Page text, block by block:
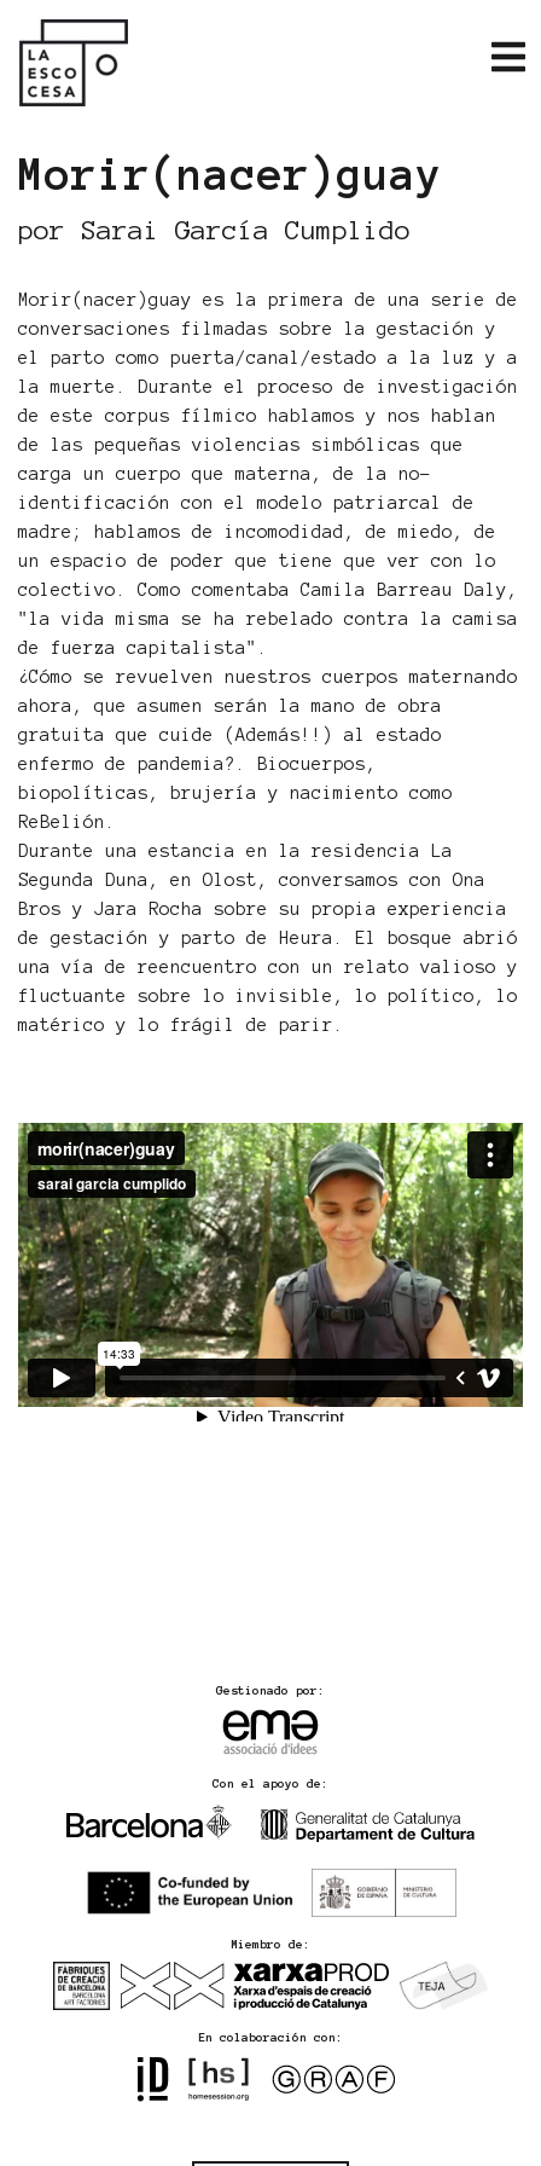
Morir(nacer)guay
por Sarai García Cumplido
Morir(nacer)guay es la primera de una serie de
conversaciones filmadas sobre la gestación y
el parto como puerta/canal/estado a la luz y a
la muerte. Durante el proceso de investigación
de este corpus fílmico hablamos y nos hablan
de las pequeñas violencias simbólicas que
carga un cuerpo que materna, de la no-
identificación con el modelo patriarcal de
madre; hablamos de incomodidad, de miedo, de
un espacio de poder que tiene que ver con lo
colectivo. Como comentaba Camila Barreau Daly,
"la vida misma se ha rebelado contra la camisa
de fuerza capitalista".
¿Cómo se revuelven nuestros cuerpos maternando
ahora, que asumen serán la mano de obra
gratuita que cuide (Además!!) al estado
enfermo de pandemia?. Biocuerpos,
biopolíticas, brujería y nacimiento como
ReBelión.
Durante una estancia en la residencia La
Segunda Duna, en Olost, conversamos con Ona
Bros y Jara Rocha sobre su propia experiencia
de gestación y parto de Heura. El bosque abrió
una vía de reencuentro con un relato valioso y
fluctuante sobre lo invisible, lo político, lo
matérico y lo frágil de parir.
Gestionado por:
Con el apoyo de:
Miembro de:
En colaboración con: